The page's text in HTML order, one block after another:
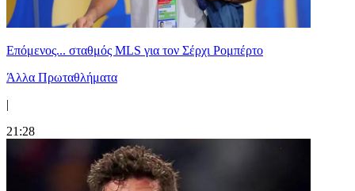
Επόμενος... σταθμός MLS για τον Σέρχι Ρομπέρτο
Άλλα Πρωταθλήματα
|
21:28